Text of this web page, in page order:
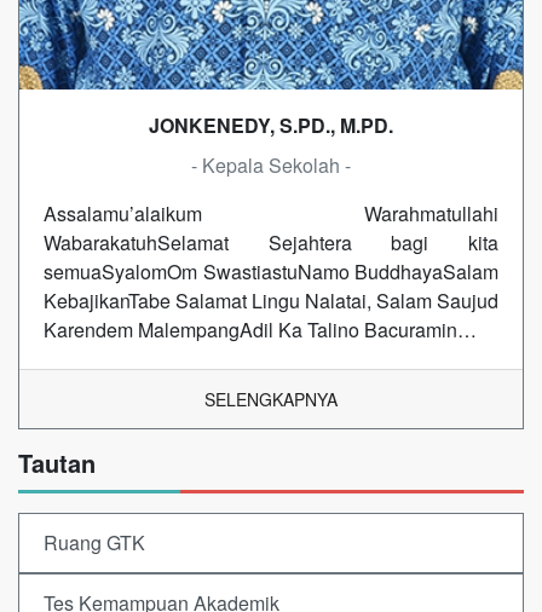
JONKENEDY, S.PD., M.PD.
- Kepala Sekolah -
Assalamu’alaikum Warahmatullahi
WabarakatuhSelamat Sejahtera bagi kita
semuaSyalomOm SwastiastuNamo BuddhayaSalam
KebajikanTabe Salamat Lingu Nalatai, Salam Saujud
Karendem MalempangAdil Ka Talino Bacuramin…
SELENGKAPNYA
Tautan
Ruang GTK
Tes Kemampuan Akademik